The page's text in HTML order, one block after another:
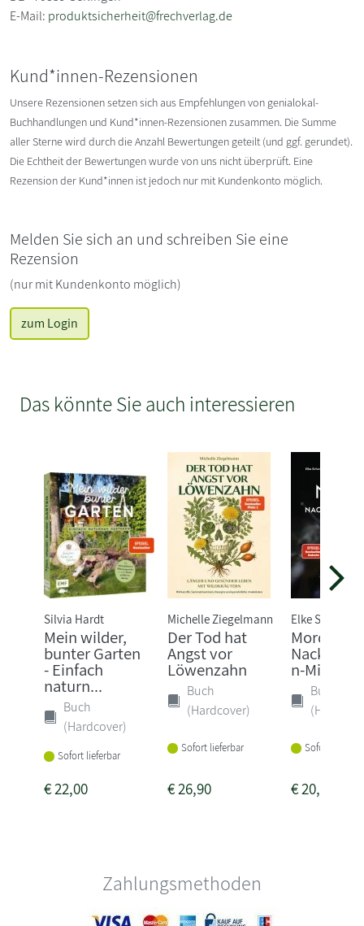
E-Mail: produktsicherheit@frechverlag.de
Kund*innen-Rezensionen
Unsere Rezensionen setzen sich aus Empfehlungen von genialokal-
Buchhandlungen und Kund*innen-Rezensionen zusammen. Die Summe
aller Sterne wird durch die Anzahl Bewertungen geteilt (und ggf. gerundet).
Die Echtheit der Bewertungen wurde von uns nicht überprüft. Eine
Rezension der Kund*innen ist jedoch nur mit Kundenkonto möglich.
Melden Sie sich an und schreiben Sie eine
Rezension
(nur mit Kundenkonto möglich)
zum Login
Das könnte Sie auch interessieren
Silvia Hardt
Mein wilder,
bunter Garten
- Einfach
naturn...
Buch
(Hardcover)
Sofort lieferbar
€22,00
Michelle Ziegelmann
Der Tod hat
Angst vor
Löwenzahn
Buch
(Hardcover)
Sofort lieferbar
€26,90
Elke
Mord im
n-Milieu
Buch
Sofort
€20,00
Zahlungsmethoden